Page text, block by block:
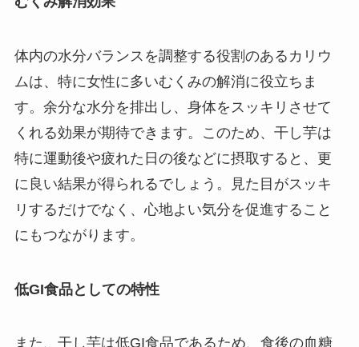
体内の水分バランスを調整する役割のあるカリウ
ムは、特に女性に多いむくみの解消に役立ちま
す。余分な水分を排出し、身体をスッキリさせて
くれる効果が期待できます。このため、干し芋は
特に運動後や疲れた日の後などに摂取すると、更
に良い結果が得られるでしょう。見た目がスッキ
リするだけでなく、心地よい気分を促進すること
にもつながります。
低GI食品としての特性
また、干し芋は低GI食品であるため、食後の血糖